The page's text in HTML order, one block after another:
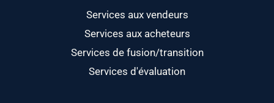
Services aux vendeurs
Services aux acheteurs
Services de fusion/transition
Services d'évaluation